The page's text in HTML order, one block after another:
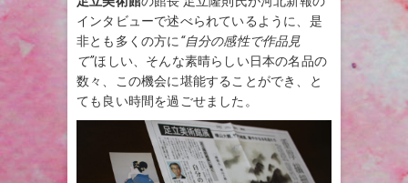
インタビューで述べられているように、是
非とも多くの方に “自分の感性で作品見
て”ほしい、そんな素晴らしい日本の名品の
数々、この機会に堪能することができ、と
ても良い時間を過ごせました。